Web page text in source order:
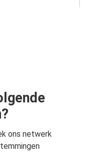
ons netwerk